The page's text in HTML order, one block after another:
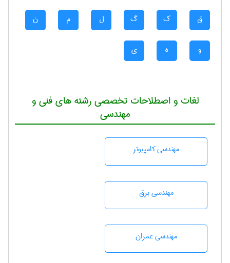
ق ک گ ل م ن
و ه ی
لغات و اصطلاحات تخصصی رشته های فنی و
مهندسی
مهندسی كامپيوتر
مهندسی برق
مهندسی عمران